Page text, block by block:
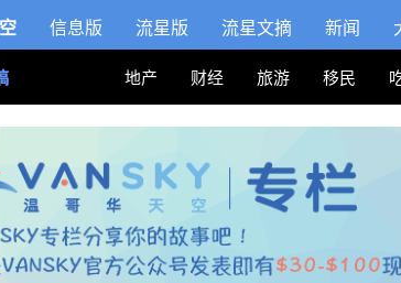
信息版 流星版 流星文摘 新闻
地产 财经 旅游 移民